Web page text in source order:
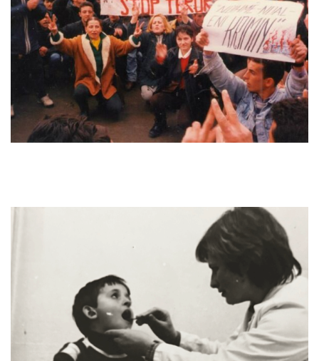
kohësh. Thashë, ‘Meqenëse kjo është ndërtesë e vjetër edhe i ka
do grila, po ato grila janë të mundshme, që ndoshta ju mundeni
edhe diçka bashkë mundemi me i hjekë ato grila edhe me hy
ka…’ dritarja ka qenë e podrumit, të banjove {përshkruan me
dorë} të podrumit. Edhe kemi shku atje bashkë me ata 17 nxënës
edhe vendosëm me hap.
[…] E as nuk na pengun, e as nuk
erdhën e tjerë me na pengu për në hapjen e saj. Edhe na
mbetëm në atë shkollë. Normalisht, pastaj në shkollë kanë
Qe e kemi ni rast që po punojnë në objektin shkollor se na po i